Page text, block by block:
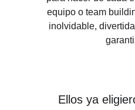
equipo o team
inolvidable,
Ellos ya